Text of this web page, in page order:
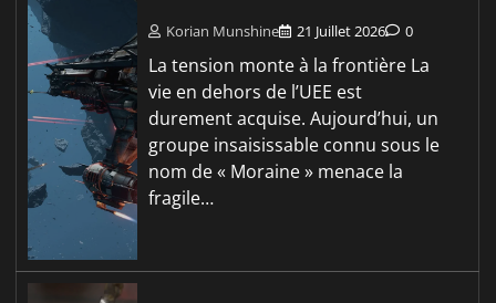
Korian Munshine 21 Juillet 2026 0
La tension monte à la frontière La
vie en dehors de l’UEE est
durement acquise. Aujourd’hui, un
groupe insaisissable connu sous le
nom de « Moraine » menace la
fragile…